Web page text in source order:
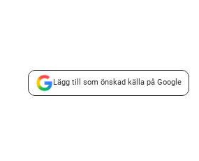
Lägg till som önskad källa på Google